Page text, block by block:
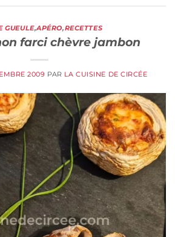
GUEULE,APÉRO,RECETTES
farci chèvre jambon
2009 PAR LA CUISINE DE CIRCÉE